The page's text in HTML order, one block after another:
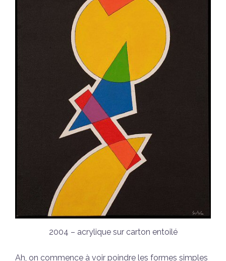
2004 – acrylique sur carton entoilé
Ah, on commence à voir poindre les formes simples